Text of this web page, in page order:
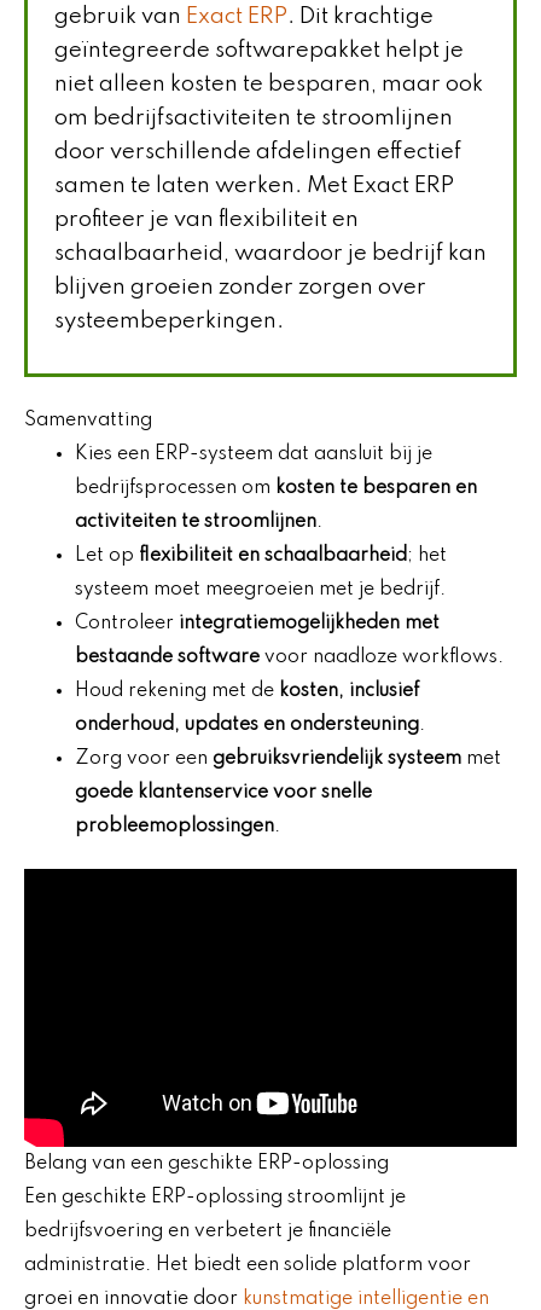
gebruik van Exact ERP. Dit krachtige
geïntegreerde softwarepakket helpt je
niet alleen kosten te besparen, maar ook
om bedrijfsactiviteiten te stroomlijnen
door verschillende afdelingen effectief
samen te laten werken. Met Exact ERP
profiteer je van flexibiliteit en
schaalbaarheid, waardoor je bedrijf kan
blijven groeien zonder zorgen over
systeembeperkingen.
Samenvatting
Kies een ERP-systeem dat aansluit bij je
bedrijfsprocessen om kosten te besparen en
activiteiten te stroomlijnen.
Let op flexibiliteit en schaalbaarheid ; het
systeem moet meegroeien met je bedrijf.
Controleer integratiemogelijkheden met
bestaande software voor naadloze workflows.
Houd rekening met de kosten, inclusief
onderhoud, updates en ondersteuning.
Zorg voor een gebruiksvriendelijk systeem met
goede klantenservice voor snelle
probleemoplossingen.
Belang van een geschikte ERP-oplossing
Een geschikte ERP-oplossing stroomlijnt je
bedrijfsvoering en verbetert je financiële
administratie. Het biedt een solide platform voor
groei en innovatie door kunstmatige intelligentie en